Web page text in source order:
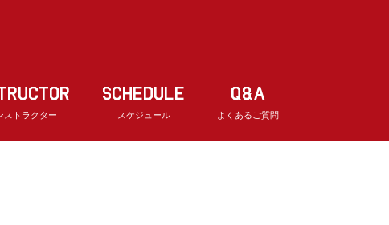
ストラクター
SCHEDULE
スケジュール
Q&A
よくあるご質問